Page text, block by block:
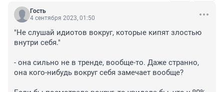
Гость
4 сентября 2023, 01:50
"Не слушай идиотов вокруг, которые кипят злостью
внутри себя."
- она сильно не в тренде, вообще-то. Даже странно,
она кого-нибудь вокруг себя замечает вообще?